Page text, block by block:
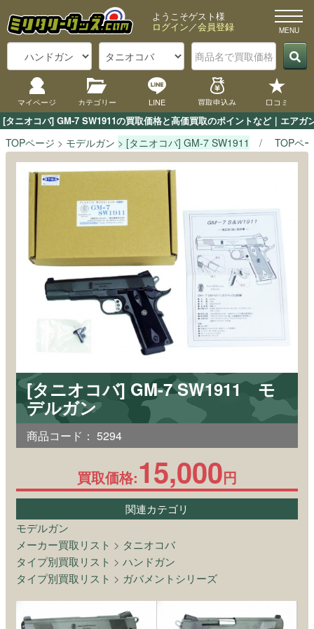
[タニオコバ] GM-7 SW1911の買取価格と高価買取のポイントなど｜エア
ようこそゲスト様
ログイン／会員登録
マイページ カテゴリー LINE 買取申込み 口コミ
TOPページ モデルガン [タニオコバ] GM-7 SW1911 TOPペ
[タニオコバ] GM-7 SW1911 モ
デルガン
商品コード： 5294
買取価格:15,000円
関連カテゴリ
モデルガン
メーカー買取リスト > タニオコバ
タイプ別買取リスト > ハンドガン
タイプ別買取リスト > ガバメントシリーズ